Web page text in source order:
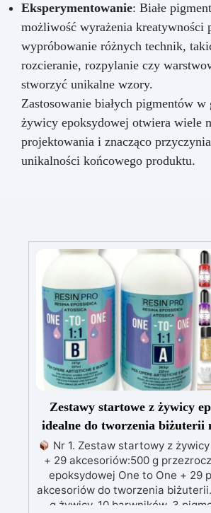
Eksperymentowanie: Białe
możliwość wyrażenia kreatywności
wypróbowanie różnych technik,
rozcieranie, rozpylanie czy
stworzyć unikalne wzory.
Zastosowanie białych pigmentów w
żywicy epoksydowej otwiera wiele
projektowania i znacząco
unikalności końcowego produktu.
Zestawy startowe z żywicy
idealne do tworzenia biżuterii
Nr 1. Zestaw startowy z
+ 29 akcesoriów:500 g
epoksydowej One to One + 29
akcesoriów do tworzenia
g żywicy, 10 barwników, 3